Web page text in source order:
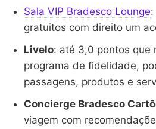
Sala VIP Bradesco Lounge
gratuitos com direito um
Livelo: até 3,0 pontos que
programa de fidelidade,
passagens, produtos e
Concierge Bradesco
viagem com